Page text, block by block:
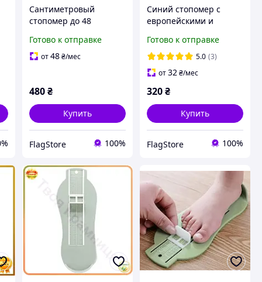
Сантиметровый
стопомер до 48
мерка Хайдера,
линейка для
длины стопы
Готово к отправке
от48 ₴/мес
480 ₴
Купить
FlagStore 100%
Синий стопомер с
европейскими и
размерами, мерка
Хайдера - линейка для
определения размера
стопы/обуви
Готово к отправке
5.0 (3)
от32₴/мес
320₴
Купить
FlagStore 100%